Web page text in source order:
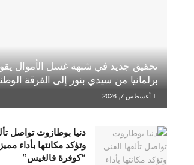
تحقيق جديد في شبهة غسل الأموال
برلمانيا من سيدي بنور إلى الفرقة
أغسطس 7, 2026
دنيا بوطازوت تواصل
وتؤكد مكانتها بأداء
“كوفرة فالغيس”